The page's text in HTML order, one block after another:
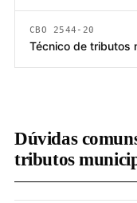
CBO 2544-20
Técnico de tributos
Dúvidas
tributos